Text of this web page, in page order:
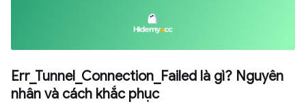
Err_Tunnel_Connection_Failed là gì? Nguyên
nhân và cách khắc phục